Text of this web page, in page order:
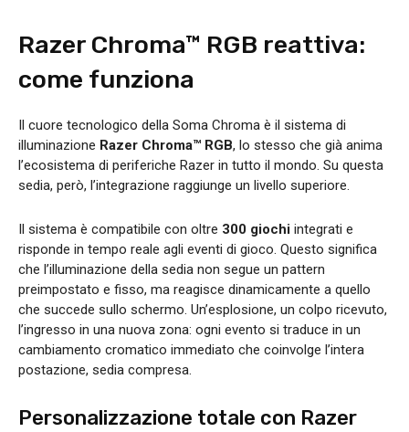
Razer Chroma™ RGB reattiva:
come funziona
Il cuore tecnologico della Soma Chroma è il sistema di
illuminazione Razer Chroma™ RGB, lo stesso che già anima
l’ecosistema di periferiche Razer in tutto il mondo. Su questa
sedia, però, l’integrazione raggiunge un livello superiore.
Il sistema è compatibile con oltre 300 giochi integrati e
risponde in tempo reale agli eventi di gioco. Questo significa
che l’illuminazione della sedia non segue un pattern
preimpostato e fisso, ma reagisce dinamicamente a quello
che succede sullo schermo. Un’esplosione, un colpo ricevuto,
l’ingresso in una nuova zona: ogni evento si traduce in un
cambiamento cromatico immediato che coinvolge l’intera
postazione, sedia compresa.
Personalizzazione totale con Razer